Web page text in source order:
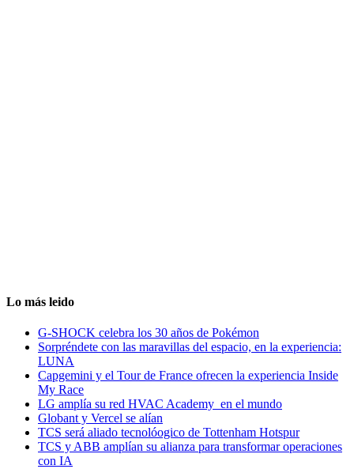
Lo más leido
G-SHOCK celebra los 30 años de Pokémon
Sorpréndete con las maravillas del espacio, en la experiencia:
LUNA
Capgemini y el Tour de France ofrecen la experiencia Inside
My Race
LG amplía su red HVAC Academy en el mundo
Globant y Vercel se alían
TCS será aliado tecnolóogico de Tottenham Hotspur
TCS y ABB amplían su alianza para transformar operaciones
con IA